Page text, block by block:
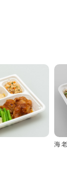
海